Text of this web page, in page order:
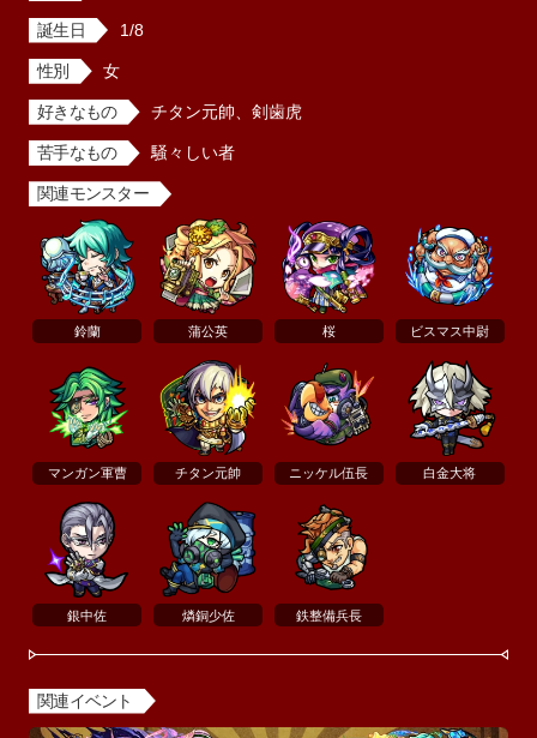
誕生日 1/8
性別 女
好きなもの チタン元帥、剣歯虎
苦手なもの 騒々しい者
関連モンスター
鈴蘭 蒲公英 桜 ビスマス中尉
マンガン軍曹 チタン元帥 ニッケル伍長 白金大将
銀中佐 燐銅少佐 鉄整備兵長
関連イベント